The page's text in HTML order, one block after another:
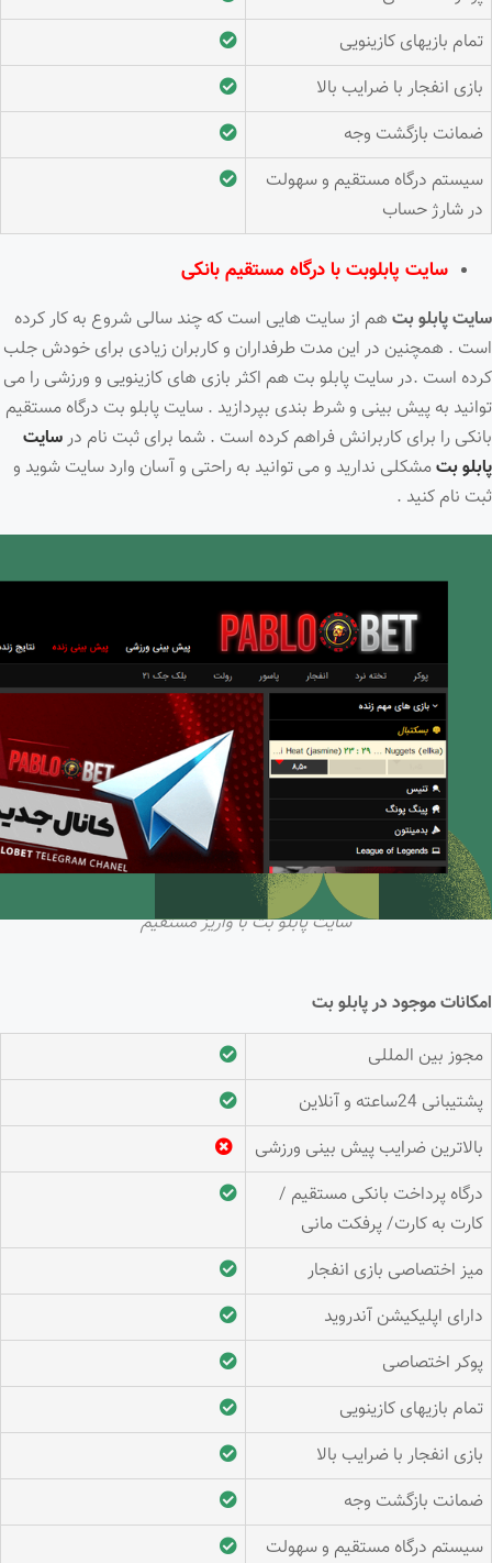
تمام بازیهای کازینویی
بازی انفجار با ضرایب بالا
ضمانت بازگشت وجه
سیستم درگاه مستقیم و سهولت
در شارژ حساب
سایت پابلوبت با درگاه مستقیم بانکی
سایت پابلو بت هم از سایت هایی است که چند سالی شروع به کار کرده
است . همچنین در این مدت طرفداران و کاربران زیادی برای خودش جلب
کرده است .در سایت پابلو بت هم اکثر بازی های کازینویی و ورزشی را می
توانید به پیش بینی و شرط بندی بپردازید . سایت پابلو بت درگاه مستقیم
بانکی را برای کاربرانش فراهم کرده است . شما برای ثبت نام درسایت
پابلو بتمشکلی ندارید و می توانید به راحتی و آسان وارد سایت شوید و
ثبت نام کنید .
سایت پابلو بت با واریز مستقیم
امکانات موجود در پابلو بت
مجوز بین المللی
پشتیبانی 24ساعته و آنلاین
بالاترین ضرایب پیش بینی ورزشی
درگاه پرداخت بانکی مستقیم /
کارت به کارت/ پرفکت مانی
میز اختصاصی بازی انفجار
دارای اپلیکیشن آندروید
پوکر اختصاصی
تمام بازیهای کازینویی
بازی انفجار با ضرایب بالا
ضمانت بازگشت وجه
سیستم درگاه مستقیم و سهولت